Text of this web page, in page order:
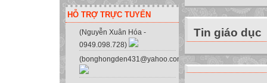
HỖ TRỢ TRỰC TUYẾN
(Nguyễn Xuân Hóa -
0949.098.728)
(bonghongden431@yahoo.com.vn)
Tin giáo dục